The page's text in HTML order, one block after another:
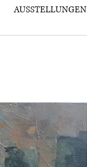
AUSSTELLUNGEN